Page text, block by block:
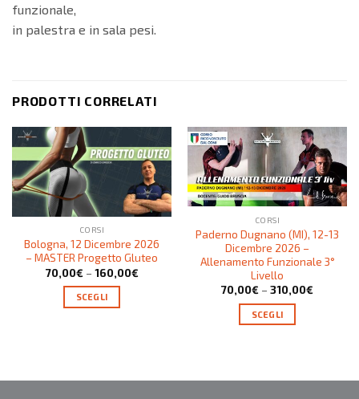
funzionale,
in palestra e in sala pesi.
PRODOTTI CORRELATI
CORSI
Bologna, 12 Dicembre 2026
– MASTER Progetto Gluteo
70,00€ – 160,00€
SCEGLI
CORSI
Paderno Dugnano (MI), 12-13
Dicembre 2026 –
Allenamento Funzionale 3°
Livello
70,00€ – 310,00€
SCEGLI